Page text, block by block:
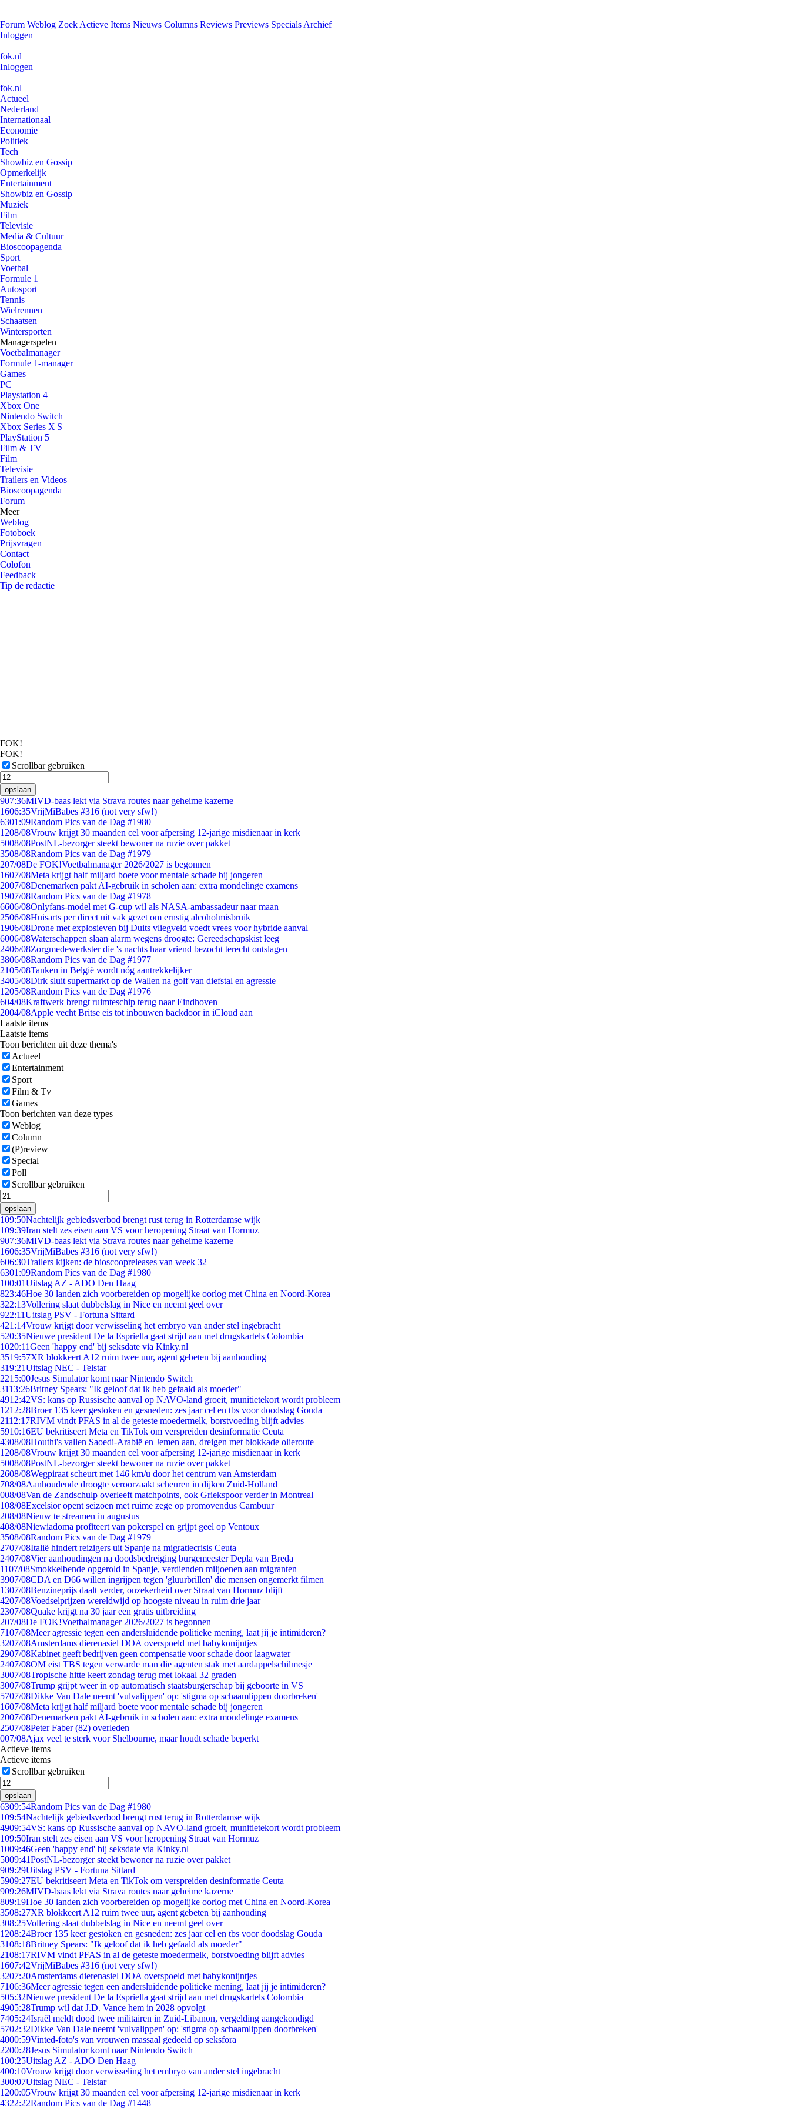
Forum Weblog Zoek Actieve Items Nieuws Columns Reviews Previews Specials Archief
Inloggen
fok.nl
Inloggen
fok.nl
Actueel
Nederland
Internationaal
Economie
Politiek
Tech
Showbiz en Gossip
Opmerkelijk
Entertainment
Showbiz en Gossip
Muziek
Film
Televisie
Media & Cultuur
Bioscoopagenda
Sport
Voetbal
Formule 1
Autosport
Tennis
Wielrennen
Schaatsen
Wintersporten
Managerspelen
Voetbalmanager
Formule 1-manager
Games
PC
Playstation 4
Xbox One
Nintendo Switch
Xbox Series X|S
PlayStation 5
Film & TV
Film
Televisie
Trailers en Videos
Bioscoopagenda
Forum
Meer
Weblog
Fotoboek
Prijsvragen
Contact
Colofon
Feedback
Tip de redactie
FOK!
FOK!
Scrollbar gebruiken
opslaan
907:36MIVD-baas lekt via Strava routes naar geheime kazerne
1606:35VrijMiBabes #316 (not very sfw!)
6301:09Random Pics van de Dag #1980
1208/08Vrouw krijgt 30 maanden cel voor afpersing 12-jarige misdienaar in kerk
5008/08PostNL-bezorger steekt bewoner na ruzie over pakket
3508/08Random Pics van de Dag #1979
207/08De FOK!Voetbalmanager 2026/2027 is begonnen
1607/08Meta krijgt half miljard boete voor mentale schade bij jongeren
2007/08Denemarken pakt AI-gebruik in scholen aan: extra mondelinge examens
1907/08Random Pics van de Dag #1978
6606/08Onlyfans-model met G-cup wil als NASA-ambassadeur naar maan
2506/08Huisarts per direct uit vak gezet om ernstig alcoholmisbruik
1906/08Drone met explosieven bij Duits vliegveld voedt vrees voor hybride aanval
6006/08Waterschappen slaan alarm wegens droogte: Gereedschapskist leeg
2406/08Zorgmedewerkster die 's nachts haar vriend bezocht terecht ontslagen
3806/08Random Pics van de Dag #1977
2105/08Tanken in België wordt nóg aantrekkelijker
3405/08Dirk sluit supermarkt op de Wallen na golf van diefstal en agressie
1205/08Random Pics van de Dag #1976
604/08Kraftwerk brengt ruimteschip terug naar Eindhoven
2004/08Apple vecht Britse eis tot inbouwen backdoor in iCloud aan
Laatste items
Laatste items
Toon berichten uit deze thema's
Actueel
Entertainment
Sport
Film & Tv
Games
Toon berichten van deze types
Weblog
Column
(P)review
Special
Poll
Scrollbar gebruiken
opslaan
109:50Nachtelijk gebiedsverbod brengt rust terug in Rotterdamse wijk
109:39Iran stelt zes eisen aan VS voor heropening Straat van Hormuz
907:36MIVD-baas lekt via Strava routes naar geheime kazerne
1606:35VrijMiBabes #316 (not very sfw!)
606:30Trailers kijken: de bioscoopreleases van week 32
6301:09Random Pics van de Dag #1980
100:01Uitslag AZ - ADO Den Haag
823:46Hoe 30 landen zich voorbereiden op mogelijke oorlog met China en Noord-Korea
322:13Vollering slaat dubbelslag in Nice en neemt geel over
922:11Uitslag PSV - Fortuna Sittard
421:14Vrouw krijgt door verwisseling het embryo van ander stel ingebracht
520:35Nieuwe president De la Espriella gaat strijd aan met drugskartels Colombia
1020:11Geen 'happy end' bij seksdate via Kinky.nl
3519:57XR blokkeert A12 ruim twee uur, agent gebeten bij aanhouding
319:21Uitslag NEC - Telstar
2215:00Jesus Simulator komt naar Nintendo Switch
3113:26Britney Spears: "Ik geloof dat ik heb gefaald als moeder"
4912:42VS: kans op Russische aanval op NAVO-land groeit, munitietekort wordt probleem
1212:28Broer 135 keer gestoken en gesneden: zes jaar cel en tbs voor doodslag Gouda
2112:17RIVM vindt PFAS in al de geteste moedermelk, borstvoeding blijft advies
5910:16EU bekritiseert Meta en TikTok om verspreiden desinformatie Ceuta
4308/08Houthi's vallen Saoedi-Arabië en Jemen aan, dreigen met blokkade olieroute
1208/08Vrouw krijgt 30 maanden cel voor afpersing 12-jarige misdienaar in kerk
5008/08PostNL-bezorger steekt bewoner na ruzie over pakket
2608/08Wegpiraat scheurt met 146 km/u door het centrum van Amsterdam
708/08Aanhoudende droogte veroorzaakt scheuren in dijken Zuid-Holland
008/08Van de Zandschulp overleeft matchpoints, ook Griekspoor verder in Montreal
108/08Excelsior opent seizoen met ruime zege op promovendus Cambuur
208/08Nieuw te streamen in augustus
408/08Niewiadoma profiteert van pokerspel en grijpt geel op Ventoux
3508/08Random Pics van de Dag #1979
2707/08Italië hindert reizigers uit Spanje na migratiecrisis Ceuta
2407/08Vier aanhoudingen na doodsbedreiging burgemeester Depla van Breda
1107/08Smokkelbende opgerold in Spanje, verdienden miljoenen aan migranten
3907/08CDA en D66 willen ingrijpen tegen 'gluurbrillen' die mensen ongemerkt filmen
1307/08Benzineprijs daalt verder, onzekerheid over Straat van Hormuz blijft
4207/08Voedselprijzen wereldwijd op hoogste niveau in ruim drie jaar
2307/08Quake krijgt na 30 jaar een gratis uitbreiding
207/08De FOK!Voetbalmanager 2026/2027 is begonnen
7107/08Meer agressie tegen een andersluidende politieke mening, laat jij je intimideren?
3207/08Amsterdams dierenasiel DOA overspoeld met babykonijntjes
2907/08Kabinet geeft bedrijven geen compensatie voor schade door laagwater
2407/08OM eist TBS tegen verwarde man die agenten stak met aardappelschilmesje
3007/08Tropische hitte keert zondag terug met lokaal 32 graden
3007/08Trump grijpt weer in op automatisch staatsburgerschap bij geboorte in VS
5707/08Dikke Van Dale neemt 'vulvalippen' op: 'stigma op schaamlippen doorbreken'
1607/08Meta krijgt half miljard boete voor mentale schade bij jongeren
2007/08Denemarken pakt AI-gebruik in scholen aan: extra mondelinge examens
2507/08Peter Faber (82) overleden
007/08Ajax veel te sterk voor Shelbourne, maar houdt schade beperkt
Actieve items
Actieve items
Scrollbar gebruiken
opslaan
6309:54Random Pics van de Dag #1980
109:54Nachtelijk gebiedsverbod brengt rust terug in Rotterdamse wijk
4909:54VS: kans op Russische aanval op NAVO-land groeit, munitietekort wordt probleem
109:50Iran stelt zes eisen aan VS voor heropening Straat van Hormuz
1009:46Geen 'happy end' bij seksdate via Kinky.nl
5009:41PostNL-bezorger steekt bewoner na ruzie over pakket
909:29Uitslag PSV - Fortuna Sittard
5909:27EU bekritiseert Meta en TikTok om verspreiden desinformatie Ceuta
909:26MIVD-baas lekt via Strava routes naar geheime kazerne
809:19Hoe 30 landen zich voorbereiden op mogelijke oorlog met China en Noord-Korea
3508:27XR blokkeert A12 ruim twee uur, agent gebeten bij aanhouding
308:25Vollering slaat dubbelslag in Nice en neemt geel over
1208:24Broer 135 keer gestoken en gesneden: zes jaar cel en tbs voor doodslag Gouda
3108:18Britney Spears: "Ik geloof dat ik heb gefaald als moeder"
2108:17RIVM vindt PFAS in al de geteste moedermelk, borstvoeding blijft advies
1607:42VrijMiBabes #316 (not very sfw!)
3207:20Amsterdams dierenasiel DOA overspoeld met babykonijntjes
7106:36Meer agressie tegen een andersluidende politieke mening, laat jij je intimideren?
505:32Nieuwe president De la Espriella gaat strijd aan met drugskartels Colombia
4905:28Trump wil dat J.D. Vance hem in 2028 opvolgt
7405:24Israël meldt dood twee militairen in Zuid-Libanon, vergelding aangekondigd
5702:32Dikke Van Dale neemt 'vulvalippen' op: 'stigma op schaamlippen doorbreken'
4000:59Vinted-foto's van vrouwen massaal gedeeld op seksfora
2200:28Jesus Simulator komt naar Nintendo Switch
100:25Uitslag AZ - ADO Den Haag
400:10Vrouw krijgt door verwisseling het embryo van ander stel ingebracht
300:07Uitslag NEC - Telstar
1200:05Vrouw krijgt 30 maanden cel voor afpersing 12-jarige misdienaar in kerk
4322:22Random Pics van de Dag #1448